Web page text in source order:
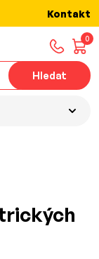
Kontakt
0
Hledat